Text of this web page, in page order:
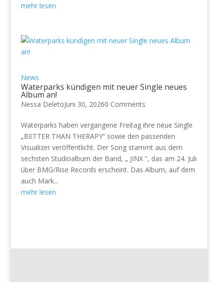
mehr lesen
News
Waterparks kündigen mit neuer Single neues
Album an!
Nessa DeletoJuni 30, 20260 Comments
Waterparks haben vergangene Freitag ihre neue Single
„BETTER THAN THERAPY“ sowie den passenden
Visualizer veröffentlicht. Der Song stammt aus dem
sechsten Studioalbum der Band, „ JINX “, das am 24. Juli
über BMG/Rise Records erscheint. Das Album, auf dem
auch Mark...
mehr lesen